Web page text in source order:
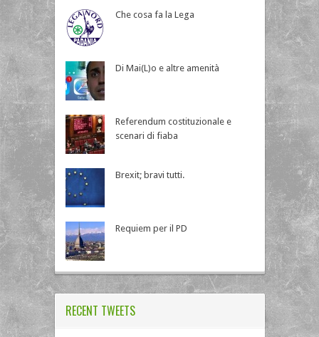
Che cosa fa la Lega
Di Mai(L)o e altre amenità
Referendum costituzionale e
scenari di fiaba
Brexit; bravi tutti.
Requiem per il PD
RECENT TWEETS